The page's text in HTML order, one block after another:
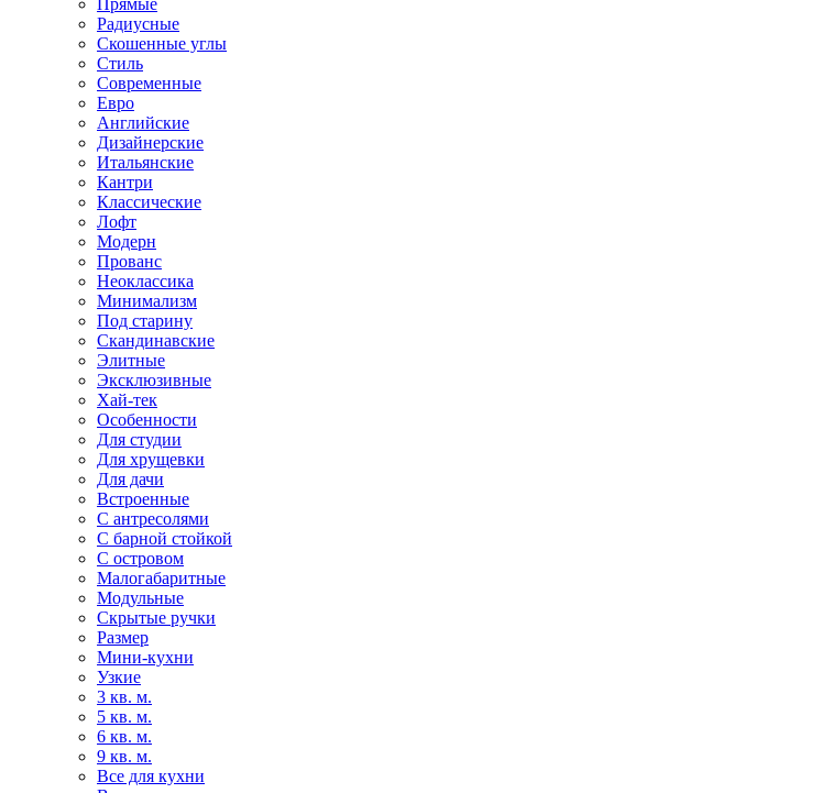
Радиусные
Скошенные углы
Стиль
Современные
Евро
Английские
Дизайнерские
Итальянские
Кантри
Классические
Лофт
Модерн
Прованс
Неоклассика
Минимализм
Под старину
Скандинавские
Элитные
Эксклюзивные
Хай-тек
Особенности
Для студии
Для хрущевки
Для дачи
Встроенные
С антресолями
С барной стойкой
С островом
Малогабаритные
Модульные
Скрытые ручки
Размер
Мини-кухни
Узкие
3 кв. м.
5 кв. м.
6 кв. м.
9 кв. м.
Все для кухни